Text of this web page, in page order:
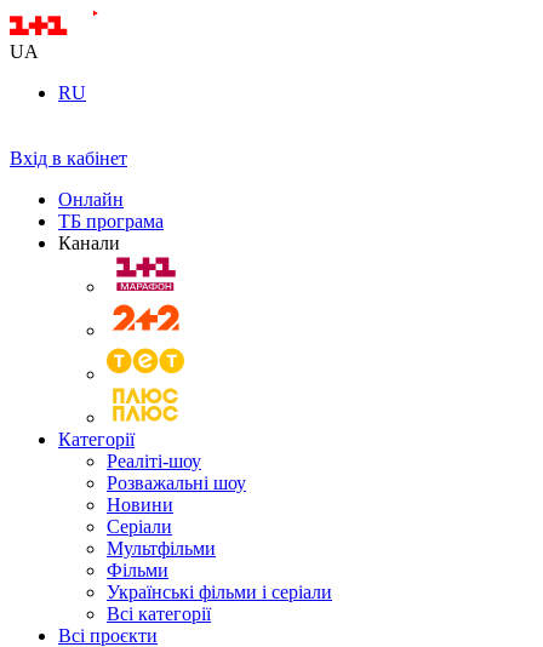
UA
RU
Вхід в кабінет
Онлайн
ТБ програма
Канали
Категорії
Реаліті-шоу
Розважальні шоу
Новини
Серіали
Мультфільми
Фільми
Українські фільми і серіали
Всі категорії
Всі проєкти